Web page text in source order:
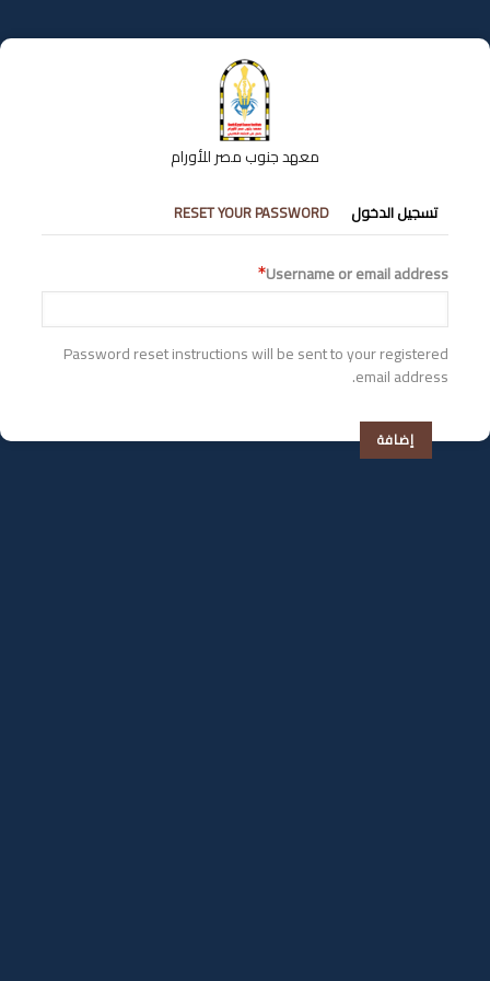
إلى
المحتوى
معهد جنوب مصر للأورام
التبويبات
الأساسية
تسجيل الدخول RESET YOUR PASSWORD
Username or email address
Password reset instructions will be sent to your registered
email address.